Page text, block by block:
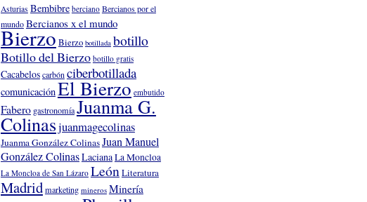
Asturias Bembibre berciano Bercianos por el
mundoBercianos x el mundo
BierzoBierzo botillada botillo
Botillo del Bierzo botillo gratis
Cacabeloscarbón ciberbotillada
comunicaciónEl Bierzo embutido
Fabero gastronomíaJuanma G.
Colinasjuanmagecolinas
Juanma González ColinasJuan Manuel
González ColinasLacianaLa Moncloa
La Moncloa de San Lázaro LeónLiteratura
Madridmarketing mineros Minería